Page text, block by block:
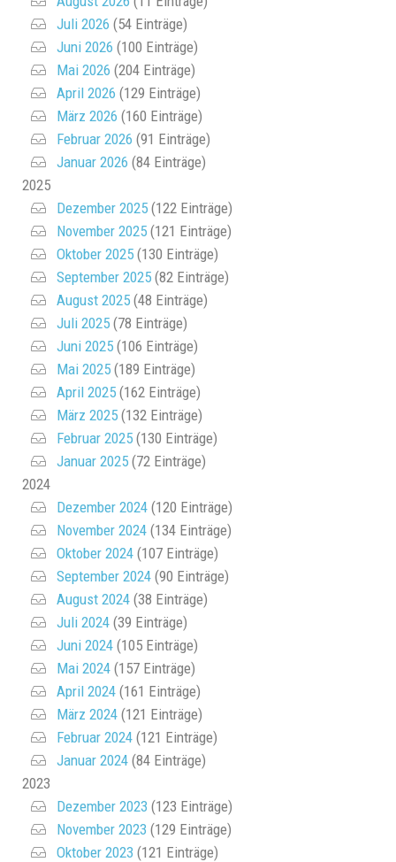
Juli 2026 (54 Einträge)
Juni 2026 (100 Einträge)
Mai 2026 (204 Einträge)
April 2026 (129 Einträge)
März 2026 (160 Einträge)
Februar 2026 (91 Einträge)
Januar 2026 (84 Einträge)
2025
Dezember 2025 (122 Einträge)
November 2025 (121 Einträge)
Oktober 2025 (130 Einträge)
September 2025 (82 Einträge)
August 2025 (48 Einträge)
Juli 2025 (78 Einträge)
Juni 2025 (106 Einträge)
Mai 2025 (189 Einträge)
April 2025 (162 Einträge)
März 2025 (132 Einträge)
Februar 2025 (130 Einträge)
Januar 2025 (72 Einträge)
2024
Dezember 2024 (120 Einträge)
November 2024 (134 Einträge)
Oktober 2024 (107 Einträge)
September 2024 (90 Einträge)
August 2024 (38 Einträge)
Juli 2024 (39 Einträge)
Juni 2024 (105 Einträge)
Mai 2024 (157 Einträge)
April 2024 (161 Einträge)
März 2024 (121 Einträge)
Februar 2024 (121 Einträge)
Januar 2024 (84 Einträge)
2023
Dezember 2023 (123 Einträge)
November 2023 (129 Einträge)
Oktober 2023 (121 Einträge)